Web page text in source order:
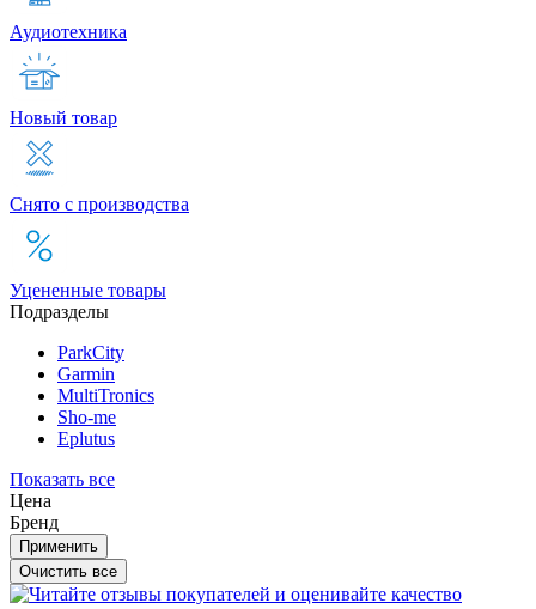
Аудиотехника
Новый товар
Снято с производства
Уцененные товары
Подразделы
ParkCity
Garmin
MultiTronics
Sho-me
Eplutus
Показать все
Цена
Бренд